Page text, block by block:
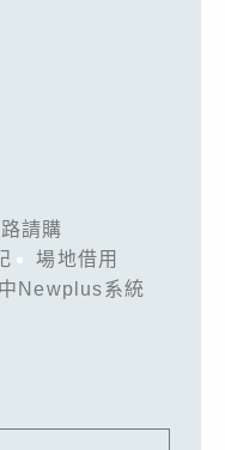
請購
場地借用
Newplus系統